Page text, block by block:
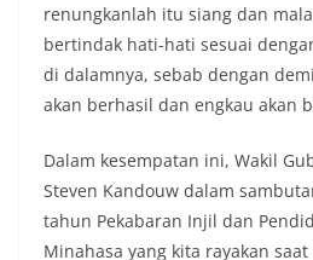
renungkanlah itu siang dan
bertindak hati-hati sesuai
di dalamnya, sebab dengan
akan berhasil dan engkau akan
Dalam kesempatan ini, Wakil
Steven Kandouw dalam
tahun Pekabaran Injil dan
Minahasa yang kita rayakan